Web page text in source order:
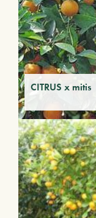
CITRUS x mitis